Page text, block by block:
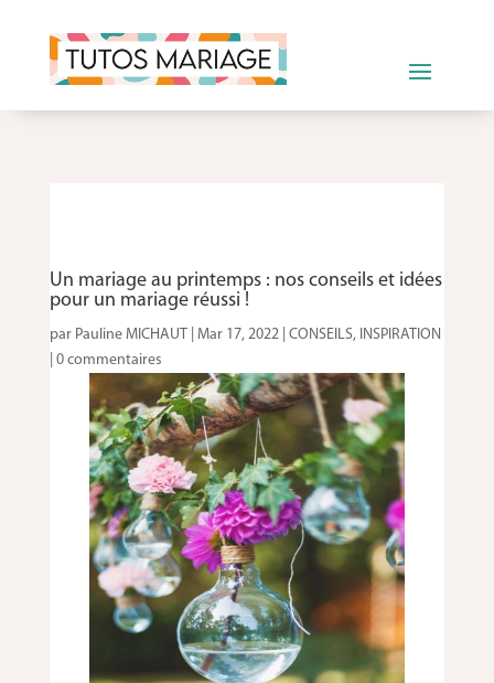
Un mariage au printemps : nos conseils et idées
pour un mariage réussi !
par Pauline MICHAUT| Mar 17, 2022| CONSEILS, INSPIRATION
0 commentaires